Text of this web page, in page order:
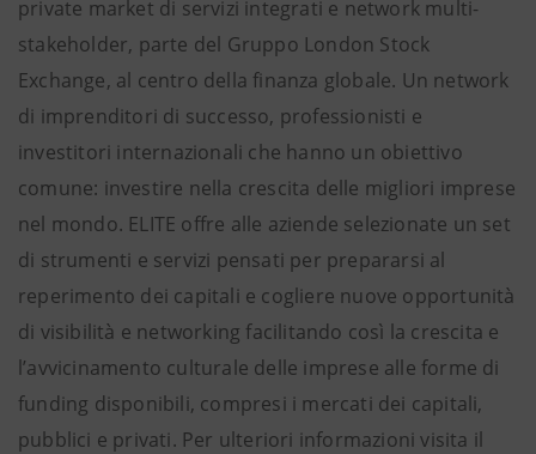
private market di servizi integrati e network multi-
stakeholder, parte del Gruppo London Stock
Exchange, al centro della finanza globale. Un network
di imprenditori di successo, professionisti e
investitori internazionali che hanno un obiettivo
comune: investire nella crescita delle migliori imprese
nel mondo. ELITE offre alle aziende selezionate un set
di strumenti e servizi pensati per prepararsi al
reperimento dei capitali e cogliere nuove opportunità
di visibilità e networking facilitando così la crescita e
l’avvicinamento culturale delle imprese alle forme di
funding disponibili, compresi i mercati dei capitali,
pubblici e privati. Per ulteriori informazioni visita il